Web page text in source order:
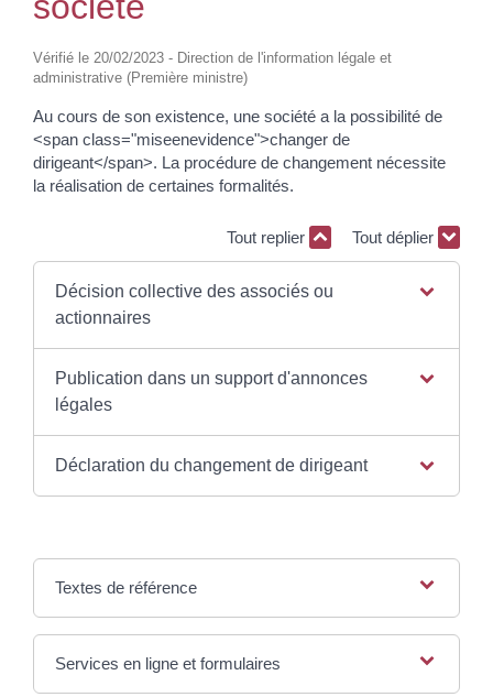
Vérifié le 20/02/2023 - Direction de l'information légale et
administrative (Première ministre)
Au cours de son existence, une société a la possibilité de
<span class="miseenevidence">changer de
dirigeant</span>. La procédure de changement nécessite
la réalisation de certaines formalités.
Tout replier Tout déplier
Décision collective des associés ou
actionnaires
Publication dans un support d'annonces
légales
Déclaration du changement de dirigeant
Textes de référence
Services en ligne et formulaires